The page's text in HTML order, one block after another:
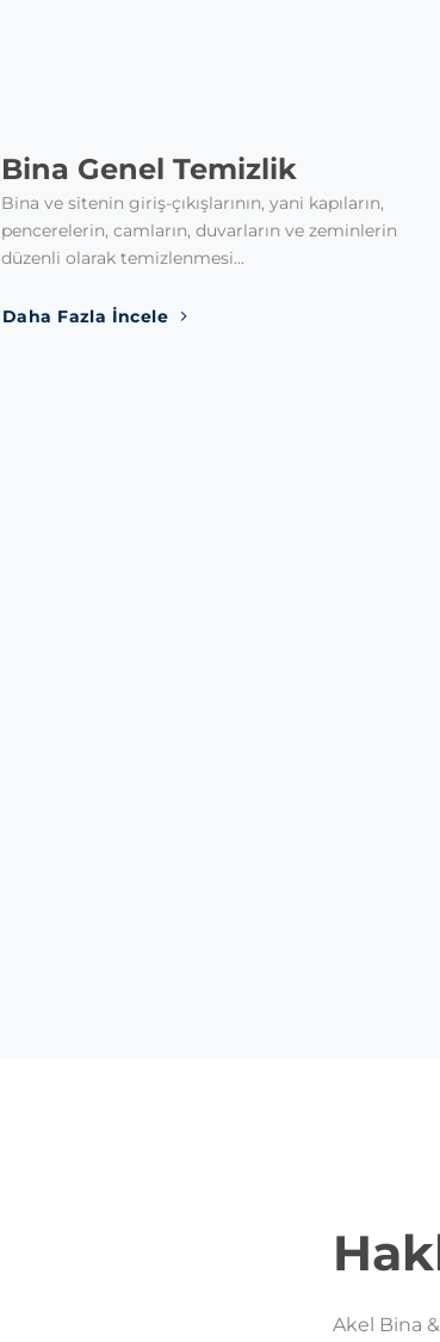
Bina Genel Temizlik
Bina ve sitenin giriş-çıkışlarının, yani kapıların,
pencerelerin, camların, duvarların ve zeminlerin
düzenli olarak temizlenmesi...
Daha Fazla İncele
Akel Bina